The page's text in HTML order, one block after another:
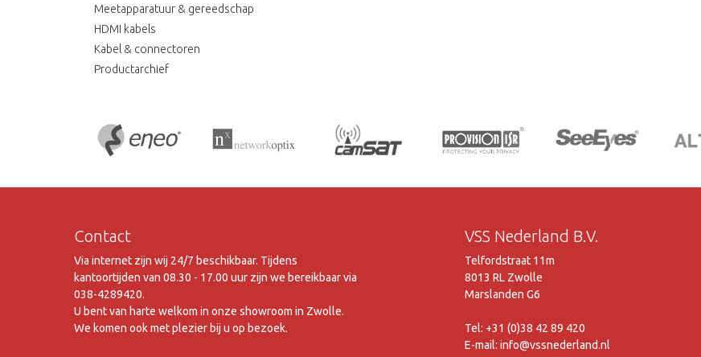
Meetapparatuur & gereedschap
HDMI kabels
Kabel & connectoren
Productarchief
Contact
Via internet zijn wij 24/7 beschikbaar. Tijdens
kantoortijden van 08.30 - 17.00 uur zijn we bereikbaar via
038-4289420.
U bent van harte welkom in onze showroom in Zwolle.
We komen ook met plezier bij u op bezoek.
VSS Nederland B.V.
Telfordstraat 11m
8013 RL Zwolle
Marslanden G6
Tel: +31 (0)38 42 89 420
E-mail: info@vssnederland.nl